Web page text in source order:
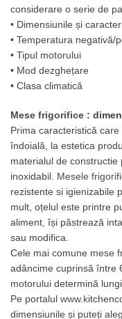
Masini de preparare
Masina de taiat legume
de feliere
Cuttere
Feliator mezeluri -
Masina de curatat
Masina de prelucrat
Masina de tocat carne
de razuit
Masini de facut paste
Mixer de mana
Echipamente frigorifice
Dulap Frigorific
Dulap Congelare
Abatitor / Blast chiller
considerare o serie de
• Dimensiunile și
• Temperatura negativă/
• Tipul motorului
• Mod dezghețare
• Clasa climatică
Mese frigorifice :
Prima caracteristică
îndoială, la estetica
materialul de
inoxidabil. Mesele
rezistente si igienizabile
mult, oțelul este printre
aliment, își păstrează
sau modifica.
Cele mai comune mese
adâncime cuprinsă între
motorului determină
Pe portalul www.k
dimensiunile și puteți